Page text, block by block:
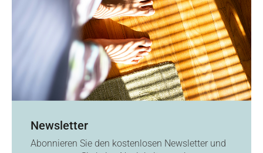
Newsletter
Abonnieren Sie den kostenlosen Newsletter und